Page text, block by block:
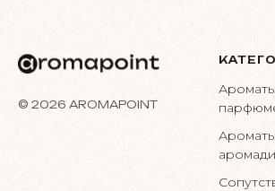
© 2026 AROMAPOINT